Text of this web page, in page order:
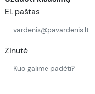
El. paštas
Žinutė